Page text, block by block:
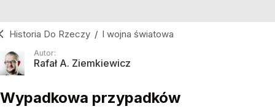
Historia Do Rzeczy / I wojna światowa
Autor:
Rafał A. Ziemkiewicz
Wypadkowa przypadków